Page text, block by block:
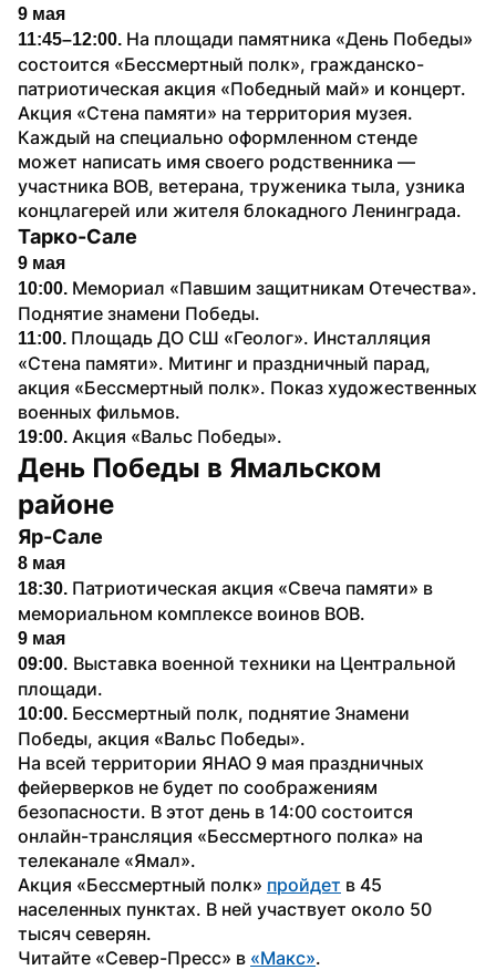
9 мая
11:45–12:00. На площади памятника «День Победы»
состоится «Бессмертный полк», гражданско-
патриотическая акция «Победный май» и концерт.
Акция «Стена памяти» на территория музея.
Каждый на специально оформленном стенде
может написать имя своего родственника —
участника ВОВ, ветерана, труженика тыла, узника
концлагерей или жителя блокадного Ленинграда.
Тарко-Сале
9 мая
10:00. Мемориал «Павшим защитникам Отечества».
Поднятие знамени Победы.
11:00. Площадь ДО СШ «Геолог». Инсталляция
«Стена памяти». Митинг и праздничный парад,
акция «Бессмертный полк». Показ художественных
военных фильмов.
19:00. Акция «Вальс Победы».
День Победы в Ямальском
районе
Яр-Сале
8 мая
18:30. Патриотическая акция «Свеча памяти» в
мемориальном комплексе воинов ВОВ.
9 мая
09:00. Выставка военной техники на Центральной
площади.
10:00. Бессмертный полк, поднятие Знамени
Победы, акция «Вальс Победы».
На всей территории ЯНАО 9 мая праздничных
фейерверков не будет по соображениям
безопасности. В этот день в 14:00 состоится
онлайн-трансляция «Бессмертного полка» на
телеканале «Ямал».
Акция «Бессмертный полк» пройдет в 45
населенных пунктах. В ней участвует около 50
тысяч северян.
Читайте «Север-Пресс» в «Mакс».